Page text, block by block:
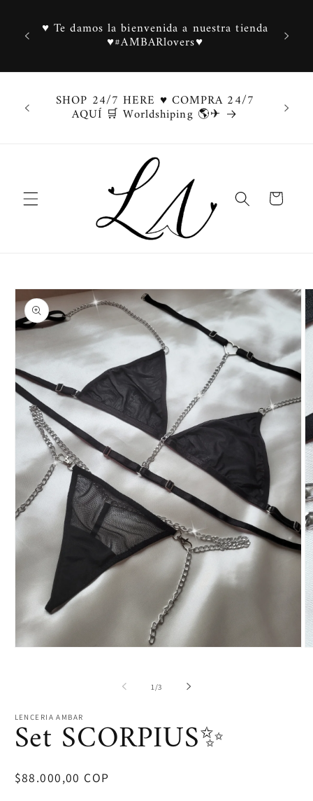
al contenido
tienda
SHOP 24/7 HERE ♥ COMPRA 24/7
AQUÍ 🛒 Worldshiping 🌎✈
Carrito
a la
información
del producto
ventana
modal
1 /de
3
LENCERIA AMBAR
Set SCORPIUS✨️
Precio
$88.000,00 COP